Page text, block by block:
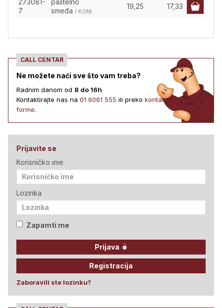
273081-
7
pastelno
smeđa / KOM
19,25 17,33
CALL CENTAR
Ne možete naći sve što vam treba?
Radnim danom od 8 do 16h
Kontaktirajte nas na 01 6061 555 ili preko kontakt
forme.
Prijavite se
Korisničko ime
Lozinka
Zapamti me
Prijava
Registracija
Zaboravili ste lozinku?